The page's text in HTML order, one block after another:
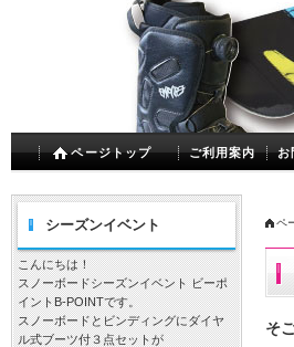
ページトップ ご利用案内 お
ペ
そ
シーズンイベント
こんにちは！
スノーボードシーズンイベント ビーポ
イントB-POINTです。
スノーボードとビンディングにダイヤ
ル式ブーツ付３点セットが